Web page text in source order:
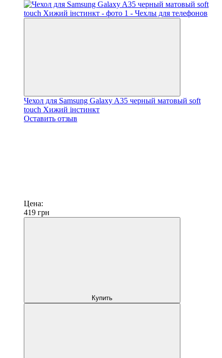
Чехол для Samsung Galaxy A35 черный матовый soft
touch Хижий інстинкт
Оставить отзыв
Цена:
419 грн
Купить